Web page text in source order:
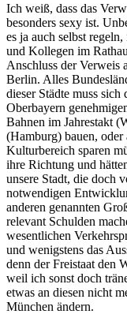
Ich weiß, dass das
besonders sexy ist.
es ja auch selbst
und Kollegen im
Anschluss der Verweis
Berlin. Alles
dieser Städte muss
Oberbayern
Bahnen im Jahrestakt
(Hamburg) bauen,
Kulturbereich sparen
ihre Richtung und
unsere Stadt, die doch
notwendigen
anderen genannten
relevant Schulden
wesentlichen
und wenigstens das
denn der Freistaat den
weil ich sonst doch
etwas an diesen nicht
München ändern.